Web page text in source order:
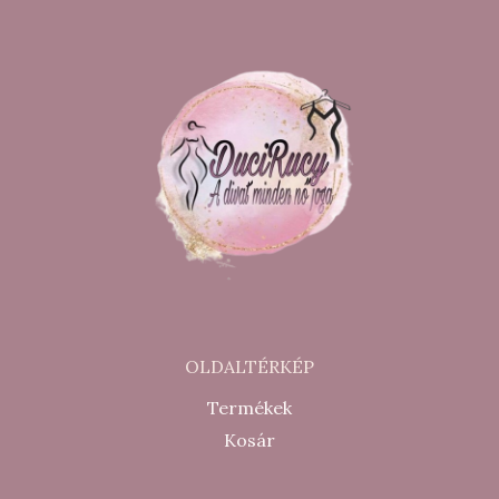
OLDALTÉRKÉP
Termékek
Kosár